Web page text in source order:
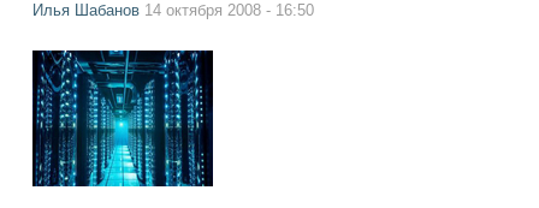
Илья Шабанов 14 октября 2008 - 16:50